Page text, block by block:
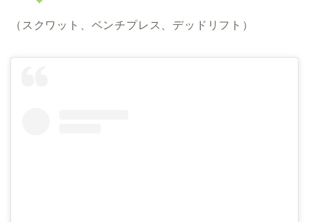
（スクワット、ベンチプレス、デッドリフト）